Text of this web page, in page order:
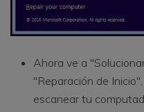
Ahora ve a
"Reparación de
escanear tu